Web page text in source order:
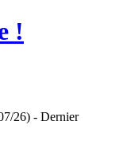
!
26) - Dernier